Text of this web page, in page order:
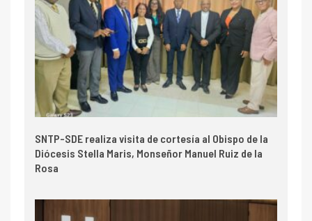
SNTP-SDE realiza visita de cortesía al Obispo de la
Diócesis Stella Maris, Monseñor Manuel Ruiz de la
Rosa